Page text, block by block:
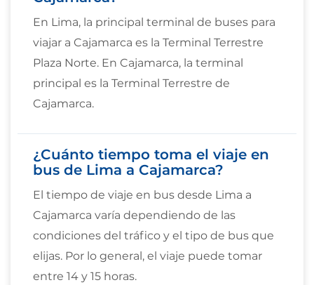
En Lima, la principal terminal de buses para
viajar a Cajamarca es la Terminal Terrestre
Plaza Norte. En Cajamarca, la terminal
principal es la Terminal Terrestre de
Cajamarca.
¿Cuánto tiempo toma el viaje en
bus de Lima a Cajamarca?
El tiempo de viaje en bus desde Lima a
Cajamarca varía dependiendo de las
condiciones del tráfico y el tipo de bus que
elijas. Por lo general, el viaje puede tomar
entre 14 y 15 horas.